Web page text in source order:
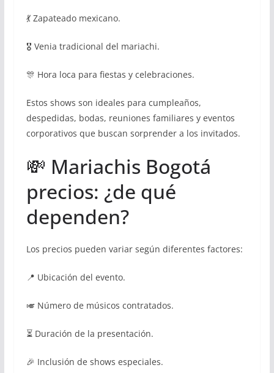
💃 Zapateado mexicano.
🎖 Venia tradicional del mariachi.
🎊 Hora loca para fiestas y celebraciones.
Estos shows son ideales para cumpleaños,
despedidas, bodas, reuniones familiares y eventos
corporativos que buscan sorprender a los invitados.
💸 Mariachis Bogotá
precios: ¿de qué
dependen?
Los precios pueden variar según diferentes factores:
📍 Ubicación del evento.
🎺 Número de músicos contratados.
⏳ Duración de la presentación.
🎉 Inclusión de shows especiales.